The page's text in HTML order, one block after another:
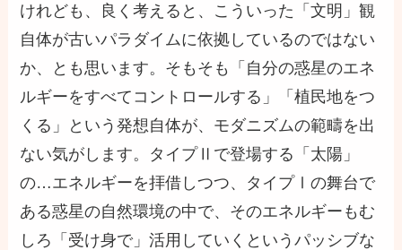
けれども、良く考えると、こういった「文明」観
自体が古いパラダイムに依拠しているのではない
か、とも思います。そもそも「自分の惑星のエネ
ルギーをすべてコントロールする」「植民地をつ
くる」という発想自体が、モダニズムの範疇を出
ない気がします。タイプⅡで登場する「太陽」
の…エネルギーを拝借しつつ、タイプⅠの舞台で
ある惑星の自然環境の中で、そのエネルギーもむ
しろ「受け身で」活用していくというパッシブな